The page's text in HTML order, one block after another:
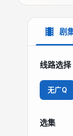
剧
线路选择
无广Q
选集